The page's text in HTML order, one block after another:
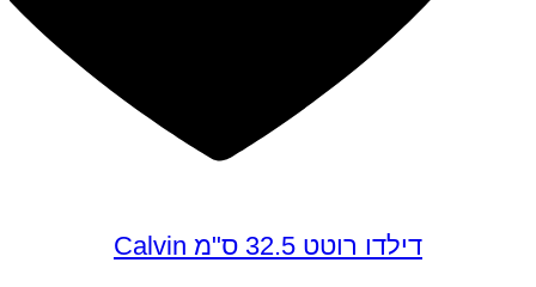
דילדו רוטט 32.5 ס"מ Calvin